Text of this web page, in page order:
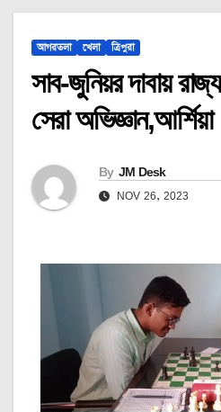
আগরতলা খেলা ত্রিপুরা
সাব-জুনিয়র দাবায় রাজ্য
সেরা অভিজ্ঞান,আর্শিয়া
By JM Desk
NOV 26, 2023